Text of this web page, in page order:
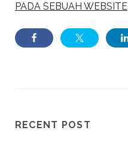
PADA SEBUAH WEBSITE
RECENT POST